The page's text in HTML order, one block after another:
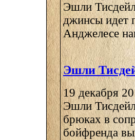
Эшли
джинсы идет
Анджелесе
Эшли
19 декабря
Эшли
брюках в
бойфренда